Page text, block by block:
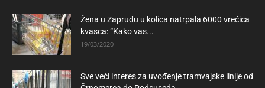
Žena u Zapruđu u kolica natrpala 6000 vrećica
kvasca: “Kako vas...
19/03/2020
Sve veći interes za uvođenje tramvajske linije od